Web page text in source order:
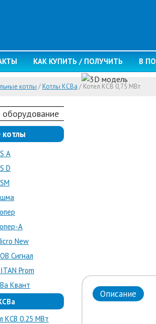
КАК КУПИТЬ / ПОЛУЧИТЬ В
котлы /Котлы КСВа / Котел КСВ 0,75 МВт
оборудование
котлы
A
D
А
New
Сигнал
Prom
Квант
КСВ 0.25 МВт
Описание